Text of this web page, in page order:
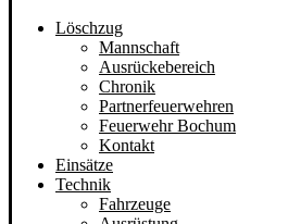
Löschzug
Mannschaft
Ausrückebereich
Chronik
Partnerfeuerwehren
Feuerwehr Bochum
Kontakt
Einsätze
Technik
Fahrzeuge